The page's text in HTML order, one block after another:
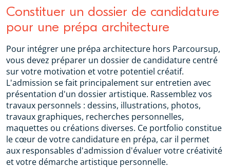
Constituer un dossier de candidature
pour une prépa architecture
Pour intégrer une prépa architecture hors Parcoursup,
vous devez préparer un dossier de candidature centré
sur votre motivation et votre potentiel créatif.
L'admission se fait principalement sur entretien avec
présentation d'un dossier artistique. Rassemblez vos
travaux personnels : dessins, illustrations, photos,
travaux graphiques, recherches personnelles,
maquettes ou créations diverses. Ce portfolio constitue
le cœur de votre candidature en prépa, car il permet
aux responsables d'admission d'évaluer votre créativité
et votre démarche artistique personnelle.